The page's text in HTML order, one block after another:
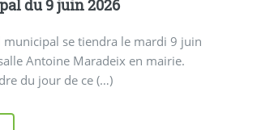
du 9 juin 2026
municipal se tiendra le mardi 9 juin
Antoine Maradeix en mairie.
du jour de ce (…)